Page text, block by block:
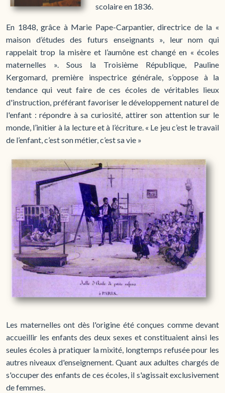
scolaire en 1836.
En 1848, grâce à Marie Pape-Carpantier, directrice de la «
maison d’études des futurs enseignants », leur nom qui
rappelait trop la misère et l’aumône est changé en « écoles
maternelles ». Sous la Troisième République, Pauline
Kergomard, première inspectrice générale, s’oppose à la
tendance qui veut faire de ces écoles de véritables lieux
d'instruction, préférant favoriser le développement naturel de
l'enfant : répondre à sa curiosité, attirer son attention sur le
monde, l’initier à la lecture et à l’écriture. « Le jeu c’est le travail
de l’enfant, c’est son métier, c’est sa vie »
Les maternelles ont dès l'origine été conçues comme devant
accueillir les enfants des deux sexes et constituaient ainsi les
seules écoles à pratiquer la mixité, longtemps refusée pour les
autres niveaux d'enseignement. Quant aux adultes chargés de
s'occuper des enfants de ces écoles, il s'agissait exclusivement
de femmes.